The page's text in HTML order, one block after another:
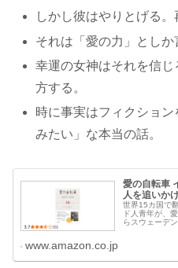
しかし彼はやりとげる。
それは「愛の力」としか
幸運の女神はそれを信
方する。
時に事実はフィクショ
みたい」な本当の話。
愛の自転車
人を追いか
世界15カ国で
ド人青年が、
らスウェーデ
www.amazon.co.jp